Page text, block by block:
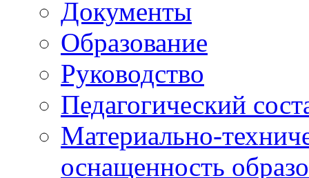
Документы
Образование
Руководство
Педагогический
Материально-
оснащенность